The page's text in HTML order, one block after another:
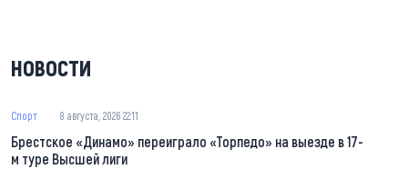
НОВОСТИ
Спорт 8 августа, 2026 22:11
Брестское «Динамо» переиграло «Торпедо» на выезде в 17-
м туре Высшей лиги